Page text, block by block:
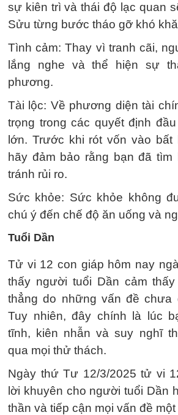
sự kiên trì và thái độ lạc quan
Sửu từng bước tháo gỡ khó
Tình cảm: Thay vì tranh cãi,
lắng nghe và thể hiện sự
phương.
Tài lộc: Về phương diện tài
trọng trong các quyết định
lớn. Trước khi rót vốn vào
hãy đảm bảo rằng bạn đã tìm
tránh rủi ro.
Sức khỏe: Sức khỏe không
chú ý đến chế độ ăn uống và
Tuổi Dần
Tử vi 12 con giáp hôm nay
thấy người tuổi Dần cảm
thẳng do những vấn đề chưa
Tuy nhiên, đây chính là lúc
tĩnh, kiên nhẫn và suy nghĩ
qua mọi thử thách.
Ngày thứ Tư 12/3/2025 tử vi
lời khuyên cho người tuổi Dần
thần và tiếp cận mọi vấn đề